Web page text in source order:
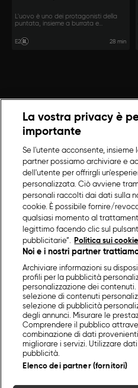
L'uovo è uno dei protagonisti della
puntata, insieme a burrata e
E2 28 min
La vostra privacy è
importante
Se l'utente acconsente, insieme
partner possiamo archiviare e
dell'utente per offrirgli
personalizzata. Ciò avviene
personali raccolti dai dati sulla
cookie. È possibile fornire/
qualsiasi momento al
legittimo facendo clic sul
pubblicitarie”.
Politica sui cookie
Noi e i nostri partner
Archiviare informazioni su
profili per la pubblicità
personalizzazione dei
selezione di contenuti
selezione di pubblicità
degli annunci. Misurare le
Comprendere il pubblico
combinazione di dati
migliorare i servizi. Utilizzare
pubblicità.
Elenco dei partner (fornitori)